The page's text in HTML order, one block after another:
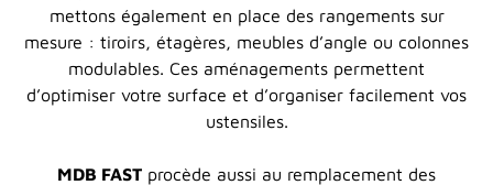
mettons également en place des rangements sur
mesure : tiroirs, étagères, meubles d’angle ou colonnes
modulables. Ces aménagements permettent
d’optimiser votre surface et d’organiser facilement vos
ustensiles.
MDB FAST procède aussi au remplacement des